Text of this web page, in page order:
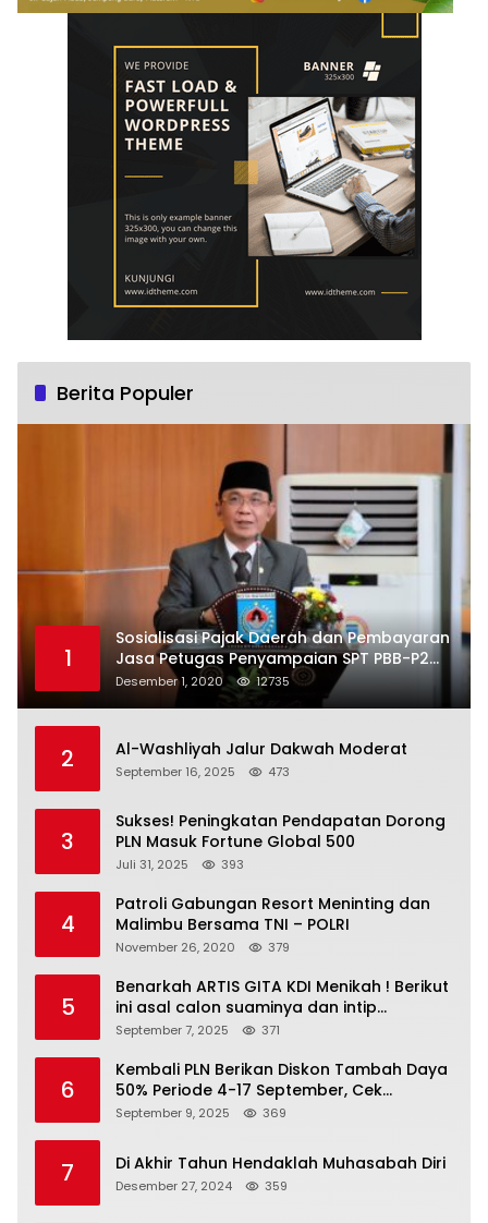
Berita Populer
1
Sosialisasi Pajak Daerah dan Pembayaran
Jasa Petugas Penyampaian SPT PBB-P2
Kota Mataram
Desember 1, 2020 12735
2 Al-Washliyah Jalur Dakwah Moderat
September 16, 2025 473
3
Sukses! Peningkatan Pendapatan Dorong
PLN Masuk Fortune Global 500
Juli 31, 2025 393
4
Patroli Gabungan Resort Meninting dan
Malimbu Bersama TNI – POLRI
November 26, 2020 379
5
Benarkah ARTIS GITA KDI Menikah ! Berikut
ini asal calon suaminya dan intip
undangannya
September 7, 2025 371
6
Kembali PLN Berikan Diskon Tambah Daya
50% Periode 4-17 September, Cek
Ketentuannya!
September 9, 2025 369
7 Di Akhir Tahun Hendaklah Muhasabah Diri
Desember 27, 2024 359